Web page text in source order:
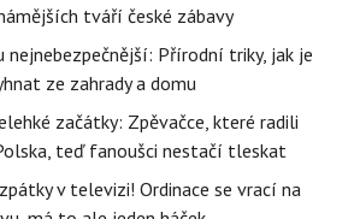
tváří české zábavy
nejnebezpečnější: Přírodní triky, jak je
ze zahrady a domu
začátky: Zpěvačce, které radili
teď fanoušci nestačí tleskat
v televizi! Ordinace se vrací na